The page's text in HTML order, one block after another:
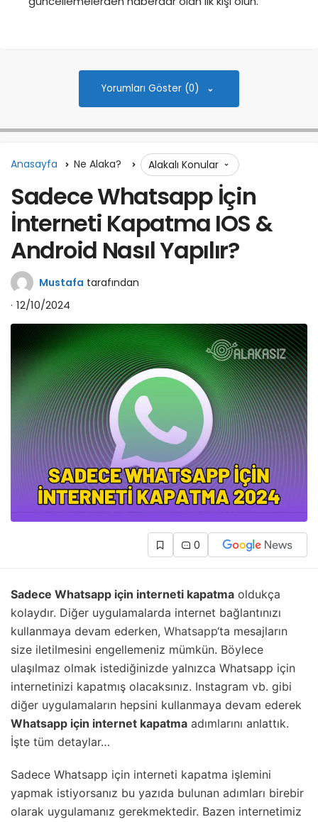
Yorumları Göster (0)
Anasayfa Ne Alaka? Alakalı Konular
Sadece Whatsapp İçin
İnterneti Kapatma IOS &
Android Nasıl Yapılır?
Mustafa tarafından
12/10/2024
0
Sadece Whatsapp için interneti kapatma oldukça
kolaydır. Diğer uygulamalarda internet bağlantınızı
kullanmaya devam ederken, Whatsapp‘ta mesajların
size iletilmesini engellemeniz mümkün. Böylece
ulaşılmaz olmak istediğinizde yalnızca Whatsapp için
internetinizi kapatmış olacaksınız. Instagram vb. gibi
diğer uygulamaların hepsini kullanmaya devam ederek
Whatsapp için internet kapatma adımlarını anlattık.
İşte tüm detaylar…
Sadece Whatsapp için interneti kapatma işlemini
yapmak istiyorsanız bu yazıda bulunan adımları birebir
olarak uygulamanız gerekmektedir. Bazen internetimiz